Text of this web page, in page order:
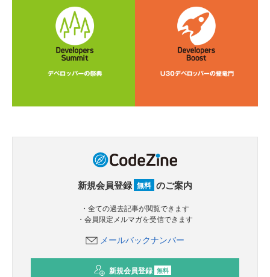
新規会員登録 無料 のご案内
・全ての過去記事が閲覧できます
・会員限定メルマガを受信できます
メールバックナンバー
新規会員登録 無料